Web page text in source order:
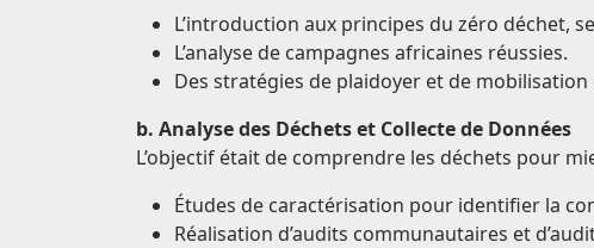
L’introduction aux principes du zéro déchet,
L’analyse de campagnes africaines réussies.
Des stratégies de plaidoyer et de
b. Analyse des Déchets et Collecte de Données
L’objectif était de comprendre les déchets pour
Études de caractérisation pour identifier la
Réalisation d’audits communautaires et